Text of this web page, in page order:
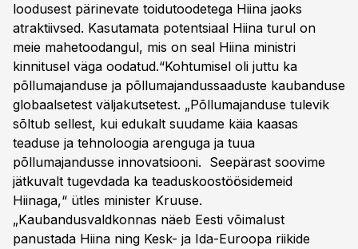
loodusest pärinevate toidutoodetega Hiina jaoks
atraktiivsed. Kasutamata potentsiaal Hiina turul on
meie mahetoodangul, mis on seal Hiina ministri
kinnitusel väga oodatud.“Kohtumisel oli juttu ka
põllumajanduse ja põllumajandussaaduste kaubanduse
globaalsetest väljakutsetest. „Põllumajanduse tulevik
sõltub sellest, kui edukalt suudame käia kaasas
teaduse ja tehnoloogia arenguga ja tuua
põllumajandusse innovatsiooni. Seepärast soovime
jätkuvalt tugevdada ka teaduskoostöösidemeid
Hiinaga,“ ütles minister Kruuse.
„Kaubandusvaldkonnas näeb Eesti võimalust
panustada Hiina ning Kesk- ja Ida-Euroopa riikide